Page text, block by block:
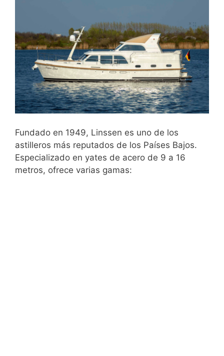
Fundado en 1949, Linssen es uno de los
astilleros más reputados de los Países Bajos.
Especializado en yates de acero de 9 a 16
metros, ofrece varias gamas: